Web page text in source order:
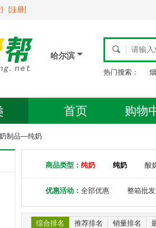
[注册]
哈尔滨
热门搜索： 烟
首页 购物
制品—纯奶
商品类型： 纯奶 纯奶 酸
优惠活动： 全部优惠 整箱批发
综合排名 推荐排名 销量排名